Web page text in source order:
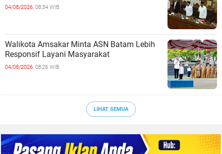
04/08/2026, 08:34 WIB
Walikota Amsakar Minta ASN Batam Lebih
Responsif Layani Masyarakat
04/08/2026, 08:26 WIB
LIHAT SEMUA